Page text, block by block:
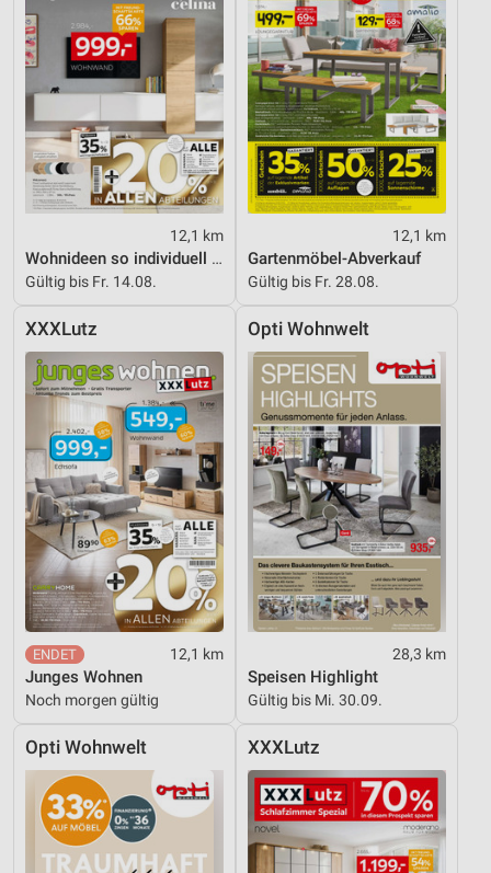
12,1 km
Wohnideen so individuell wie du!
Gültig bis Fr. 14.08.
12,1 km
Gartenmöbel-Abverkauf
Gültig bis Fr. 28.08.
XXXLutz
12,1 km
Junges Wohnen
Noch morgen gültig
Opti Wohnwelt
28,3 km
Speisen Highlight
Gültig bis Mi. 30.09.
Opti Wohnwelt XXXLutz